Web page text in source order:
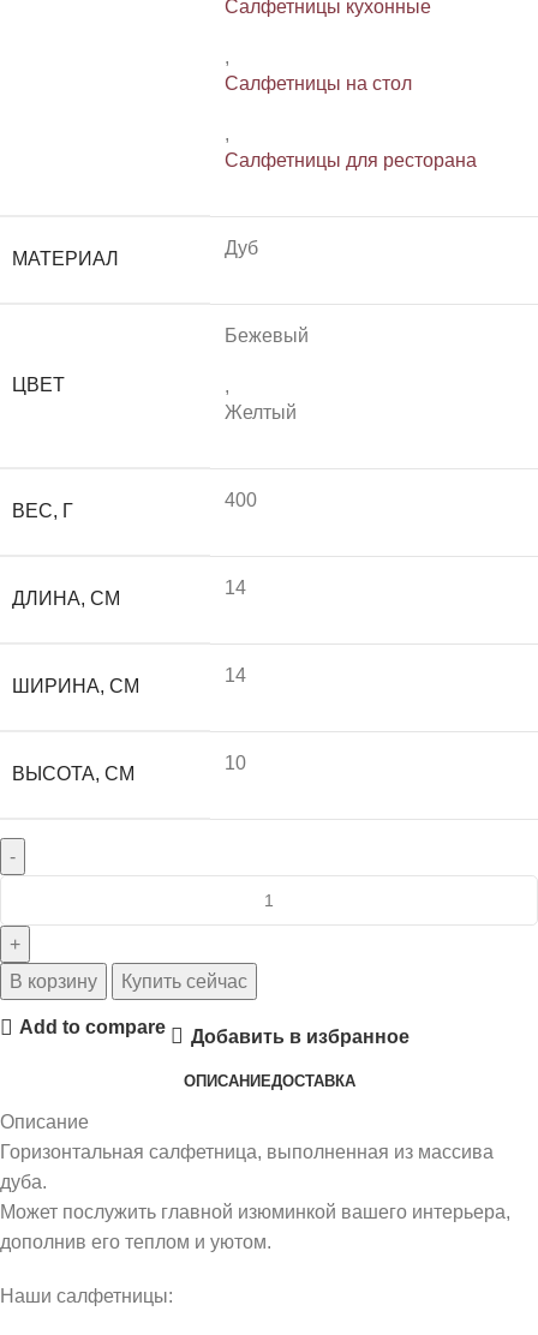
Салфетницы кухонные
,
Салфетницы на стол
,
Салфетницы для ресторана
МАТЕРИАЛ
Дуб
ЦВЕТ
Бежевый
,
Желтый
ВЕС, Г
400
ДЛИНА, СМ
14
ШИРИНА, СМ
14
ВЫСОТА, СМ
10
В корзину Купить сейчас
Add to compare Добавить в избранное
ОПИСАНИЕДОСТАВКА
Описание
Горизонтальная салфетница, выполненная из массива
дуба.
Может послужить главной изюминкой вашего интерьера,
дополнив его теплом и уютом.
Наши салфетницы: